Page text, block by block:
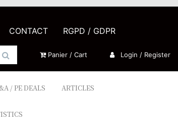
CONTACT RGPD / GDPR
Panier / Cart Login / Register
/ PE DEALS ARTICLES